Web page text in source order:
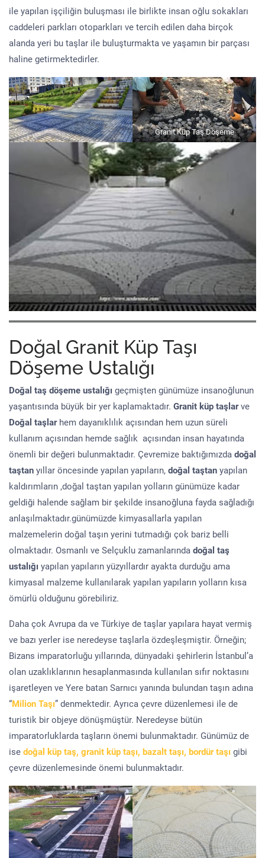
ile yapılan işçiliğin buluşması ile birlikte insan oğlu sokakları
caddeleri parkları otoparkları ve tercih edilen daha birçok
alanda yeri bu taşlar ile buluşturmakta ve yaşamın bir parçası
haline getirmektedirler.
Granit Küp Taş Döşeme
Doğal Granit Küp Taşı
Döşeme Ustalığı
Doğal taş döşeme ustalığı geçmişten günümüze insanoğlunun
yaşantısında büyük bir yer kaplamaktadır. Granit küp taşlarve
Doğal taşlar hem dayanıklılık açısından hem uzun süreli
kullanım açısından hemde sağlık açısından insan hayatında
önemli bir değeri bulunmaktadır. Çevremize baktığımızda doğal
taştan yıllar öncesinde yapılan yapıların, doğal taştan yapılan
kaldırımların ,doğal taştan yapılan yolların günümüze kadar
geldiği halende sağlam bir şekilde insanoğluna fayda sağladığı
anlaşılmaktadır.günümüzde kimyasallarla yapılan
malzemelerin doğal taşın yerini tutmadığı çok bariz belli
olmaktadır. Osmanlı ve Selçuklu zamanlarında doğal taş
ustalığı yapılan yapıların yüzyıllardır ayakta durduğu ama
kimyasal malzeme kullanılarak yapılan yapıların yolların kısa
ömürlü olduğunu görebiliriz.
Daha çok Avrupa da ve Türkiye de taşlar yapılara hayat vermiş
ve bazı yerler ise neredeyse taşlarla özdeşleşmiştir. Örneğin;
Bizans imparatorluğu yıllarında, dünyadaki şehirlerin İstanbul’a
olan uzaklıklarının hesaplanmasında kullanılan sıfır noktasını
işaretleyen ve Yere batan Sarnıcı yanında bulundan taşın adına
“Milion Taşı” denmektedir. Ayrıca çevre düzenlemesi ile de
turistik bir objeye dönüşmüştür. Neredeyse bütün
imparatorluklarda taşların önemi bulunmaktadır. Günümüz de
ise doğal küp taş, granit küp taşı, bazalt taşı, bordür taşı gibi
çevre düzenlemesinde önemi bulunmaktadır.